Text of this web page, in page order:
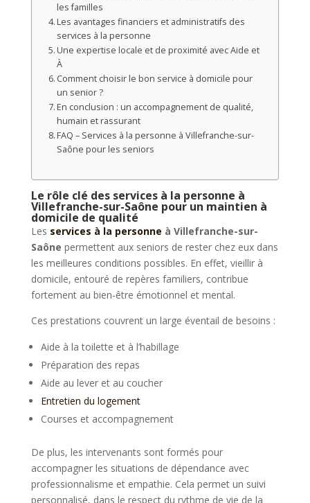
les familles
Les avantages financiers et administratifs des
services à la personne
Une expertise locale et de proximité avec Aide et
À
Comment choisir le bon service à domicile pour
un senior ?
En conclusion : un accompagnement de qualité,
humain et rassurant
FAQ – Services à la personne à Villefranche-sur-
Saône pour les seniors
Le rôle clé des services à la personne à
Villefranche-sur-Saône pour un maintien à
domicile de qualité
Les services à la personne à Villefranche-sur-
Saône permettent aux seniors de rester chez eux dans
les meilleures conditions possibles. En effet, vieillir à
domicile, entouré de repères familiers, contribue
fortement au bien-être émotionnel et mental.
Ces prestations couvrent un large éventail de besoins :
Aide à la toilette et à l’habillage
Préparation des repas
Aide au lever et au coucher
Entretien du logement
Courses et accompagnement
De plus, les intervenants sont formés pour
accompagner les situations de dépendance avec
professionnalisme et empathie. Cela permet un suivi
personnalisé, dans le respect du rythme de vie de la